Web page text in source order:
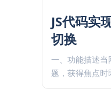
JS代码实
切换
一、功能描述当
题，获得焦点